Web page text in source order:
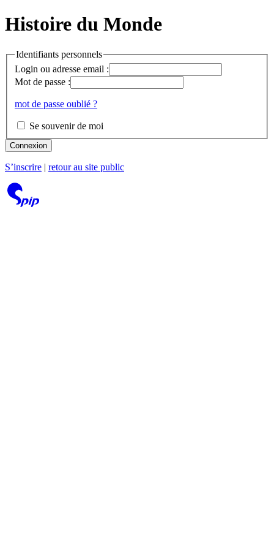
Histoire du Monde
Identifiants personnels
Login ou adresse email :
Mot de passe :
mot de passe oublié ?
Se souvenir de moi
Connexion
S’inscrire retour au site public